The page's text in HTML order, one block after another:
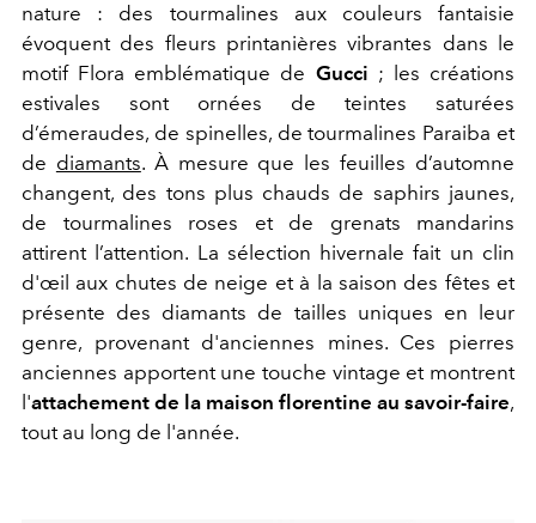
nature : des tourmalines aux couleurs fantaisie
évoquent des fleurs printanières vibrantes dans le
motif Flora emblématique de Gucci ; les créations
estivales sont ornées de teintes saturées
d’émeraudes, de spinelles, de tourmalines Paraiba et
de diamants. À mesure que les feuilles d’automne
changent, des tons plus chauds de saphirs jaunes,
de tourmalines roses et de grenats mandarins
attirent l’attention. La sélection hivernale fait un clin
d'œil aux chutes de neige et à la saison des fêtes et
présente des diamants de tailles uniques en leur
genre, provenant d'anciennes mines. Ces pierres
anciennes apportent une touche vintage et montrent
l'attachement de la maison florentine au savoir-faire,
tout au long de l'année.